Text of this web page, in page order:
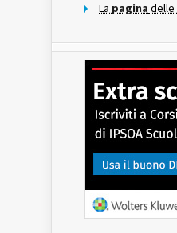
La pagina delle